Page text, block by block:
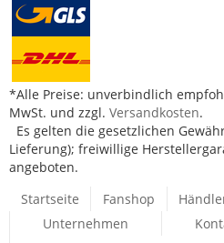
*Alle Preise: unverbindlich
MwSt. und zzgl. Versandkosten.
Es gelten die gesetzlichen
Lieferung); freiwillige
angeboten.
Startseite
Fanshop
Unternehmen